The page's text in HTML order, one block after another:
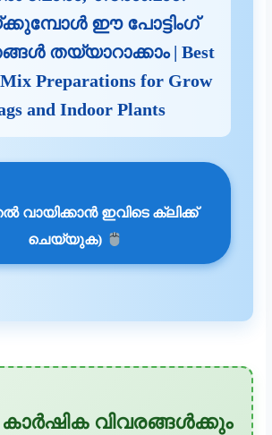
ഈ പോട്ടിംഗ്
തയ്യാറാക്കാം | Best
Preparations for Grow
and Indoor Plants
വായിക്കാൻ ഇവിടെ ക്ലിക്ക്
ചെയ്യുക)
വിവരങ്ങൾക്കും